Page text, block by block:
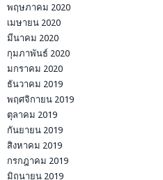
พฤษภาคม 2020
เมษายน 2020
มีนาคม 2020
กุมภาพันธ์ 2020
มกราคม 2020
ธันวาคม 2019
พฤศจิกายน 2019
ตุลาคม 2019
กันยายน 2019
สิงหาคม 2019
กรกฎาคม 2019
มิถุนายน 2019